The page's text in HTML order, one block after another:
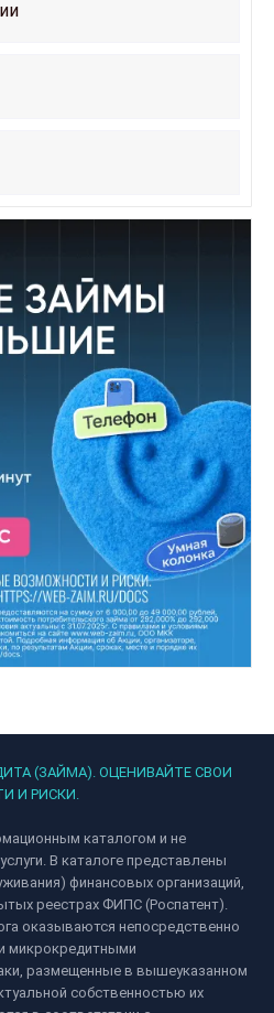
(ЗАЙМА). ОЦЕНИВАЙТЕ СВОИ
И РИСКИ.
каталогом и не
В каталоге представлены
финансовых организаций,
реестрах ФИПС (Роспатент).
оказываются непосредственно
микрокредитными
размещенные в вышеуказанном
собственностью их